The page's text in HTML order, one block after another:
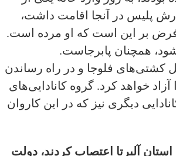
پلیس در آنجا اقامت داشت،
فرض بر این است که او مرده است.
کشتی‌های فلوجا و در راه رساندن
خواهد کرد. گروه کانادایی‌های
دیگری نیز که در این کاروان
آلبرتا اعتصاب کردند، دولت